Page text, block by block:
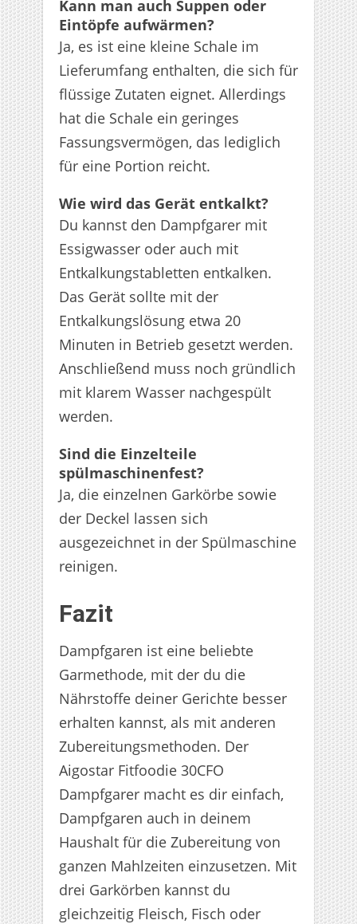
Kann man auch Suppen oder
Eintöpfe aufwärmen?
Ja, es ist eine kleine Schale im
Lieferumfang enthalten, die sich für
flüssige Zutaten eignet. Allerdings
hat die Schale ein geringes
Fassungsvermögen, das lediglich
für eine Portion reicht.
Wie wird das Gerät entkalkt?
Du kannst den Dampfgarer mit
Essigwasser oder auch mit
Entkalkungstabletten entkalken.
Das Gerät sollte mit der
Entkalkungslösung etwa 20
Minuten in Betrieb gesetzt werden.
Anschließend muss noch gründlich
mit klarem Wasser nachgespült
werden.
Sind die Einzelteile
spülmaschinenfest?
Ja, die einzelnen Garkörbe sowie
der Deckel lassen sich
ausgezeichnet in der Spülmaschine
reinigen.
Fazit
Dampfgaren ist eine beliebte
Garmethode, mit der du die
Nährstoffe deiner Gerichte besser
erhalten kannst, als mit anderen
Zubereitungsmethoden. Der
Aigostar Fitfoodie 30CFO
Dampfgarer macht es dir einfach,
Dampfgaren auch in deinem
Haushalt für die Zubereitung von
ganzen Mahlzeiten einzusetzen. Mit
drei Garkörben kannst du
gleichzeitig Fleisch, Fisch oder